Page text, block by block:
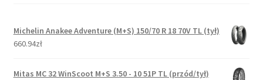
Michelin Anakee Adventure (M+S) 150/70 R 18 70V TL (tył)
660.94zł
Mitas MC 32 WinScoot M+S 3.50 - 10 51P TL (przód/tył)